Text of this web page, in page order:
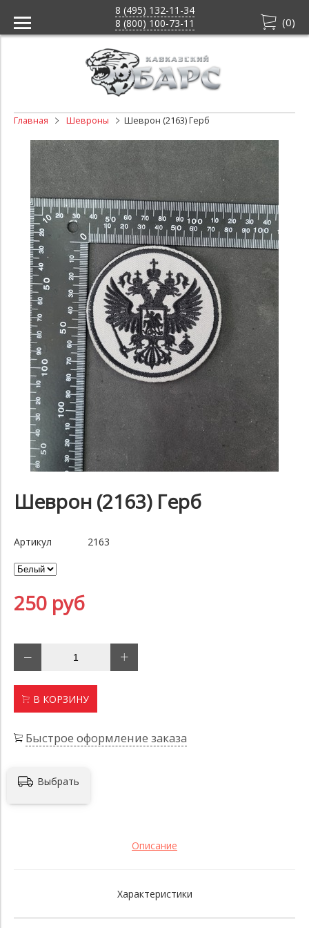
8 (495) 132-11-34
8 (800) 100-73-11
(0)
Главная Шевроны Шеврон (2163) Герб
Шеврон (2163) Герб
Артикул 2163
250 руб
В КОРЗИНУ
Быстрое оформление заказа
Выбрать
Описание
Характеристики